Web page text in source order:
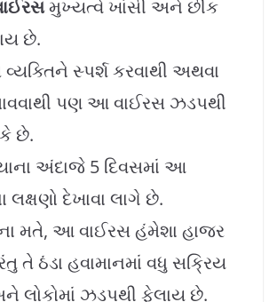
મુખ્યત્વે ખાંસી અને છીંક
છે.
સ્પર્શ કરવાથી અથવા
પણ આ વાઈરસ ઝડપથી
છે.
અંદાજે 5 દિવસમાં આ
લક્ષણો દેખાવા લાગે છે.
મતે, આ વાઈરસ હંમેશા હાજર
તે ઠંડા હવામાનમાં વધુ સક્રિય
લોકોમાં ઝડપથી ફેલાય છે.